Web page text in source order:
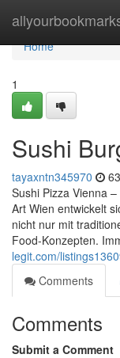
Home
Home
1
Sushi
tayaxntn345970
Sushi Pizza Vienna
Art Wien entwickelt
nicht nur mit
Food-Konzepten.
legit.com/
Comments
Comments
Submit a Comment